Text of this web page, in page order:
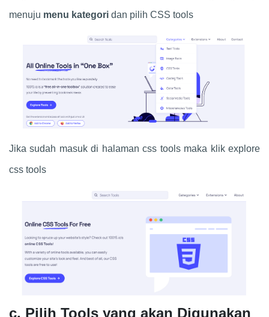
menuju menu kategori dan pilih CSS tools
Jika sudah masuk di halaman css tools maka klik explore
css tools
c. Pilih Tools yang akan Digunakan